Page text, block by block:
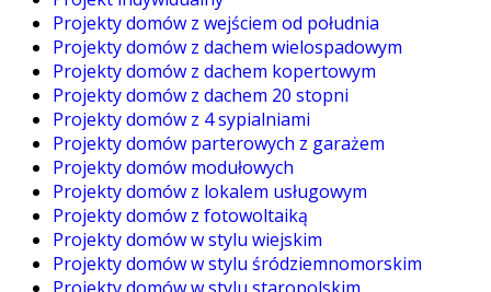
Projekty domów z wejściem od południa
Projekty domów z dachem wielospadowym
Projekty domów z dachem kopertowym
Projekty domów z dachem 20 stopni
Projekty domów z 4 sypialniami
Projekty domów parterowych z garażem
Projekty domów modułowych
Projekty domów z lokalem usługowym
Projekty domów z fotowoltaiką
Projekty domów w stylu wiejskim
Projekty domów w stylu śródziemnomorskim
Projekty domów w stylu staropolskim